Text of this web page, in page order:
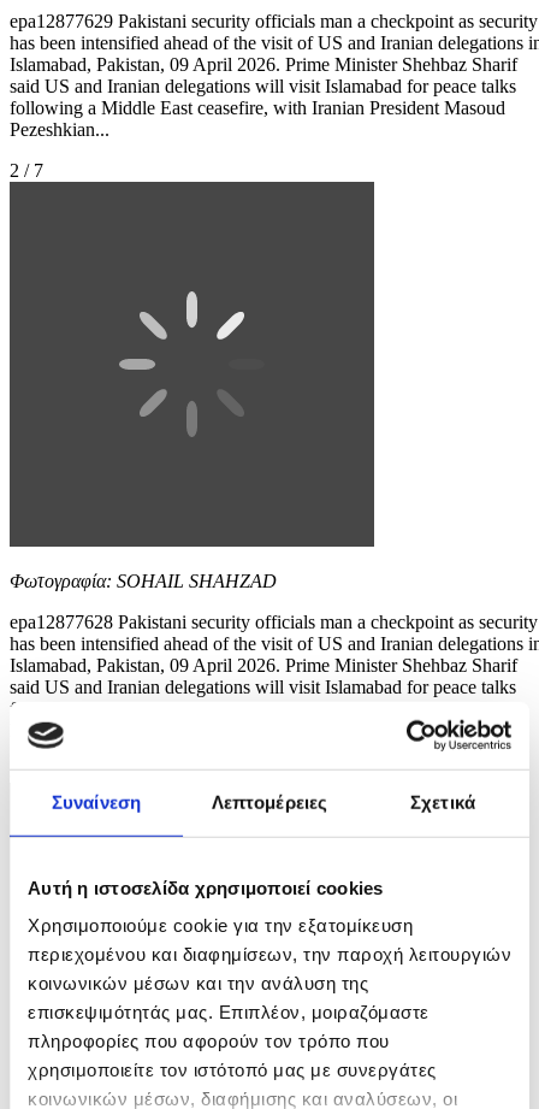
Συναίνεση Λεπτομέρειες Σχετικά
Αυτή η ιστοσελίδα χρησιμοποιεί cookies
Χρησιμοποιούμε cookie για την εξατομίκευση
περιεχομένου και διαφημίσεων, την παροχή λειτουργιών
κοινωνικών μέσων και την ανάλυση της
επισκεψιμότητάς μας. Επιπλέον, μοιραζόμαστε
πληροφορίες που αφορούν τον τρόπο που
χρησιμοποιείτε τον ιστότοπό μας με συνεργάτες
κοινωνικών μέσων, διαφήμισης και αναλύσεων, οι
epa12877629 Pakistani security officials man a checkpoint as security
has been intensified ahead of the visit of US and Iranian delegations
Islamabad, Pakistan, 09 April 2026. Prime Minister Shehbaz Sharif
said US and Iranian delegations will visit Islamabad for peace talks
following a Middle East ceasefire, with Iranian President Masoud
Pezeshkian...
2 / 7
Φωτογραφία: SOHAIL SHAHZAD
epa12877628 Pakistani security officials man a checkpoint as security
has been intensified ahead of the visit of US and Iranian delegations
Islamabad, Pakistan, 09 April 2026. Prime Minister Shehbaz Sharif
said US and Iranian delegations will visit Islamabad for peace talks
following a Middle East ceasefire, with Iranian President Masoud
Pezeshkian...
3 / 7